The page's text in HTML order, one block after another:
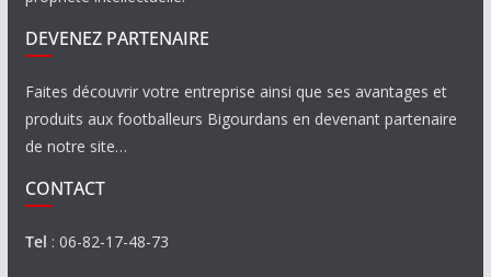
DEVENEZ PARTENAIRE
Faites découvrir votre entreprise ainsi que ses avantages et
produits aux footballeurs Bigourdans en devenant partenaire
de notre site…
CONTACT
Tel : 06-82-17-48-73